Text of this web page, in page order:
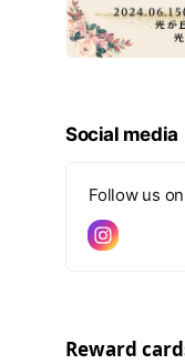
Social media
Follow us
Reward